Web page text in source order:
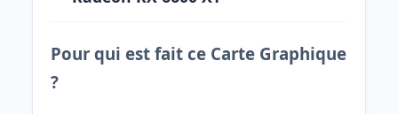
Pour qui est fait ce Carte Graphique
?